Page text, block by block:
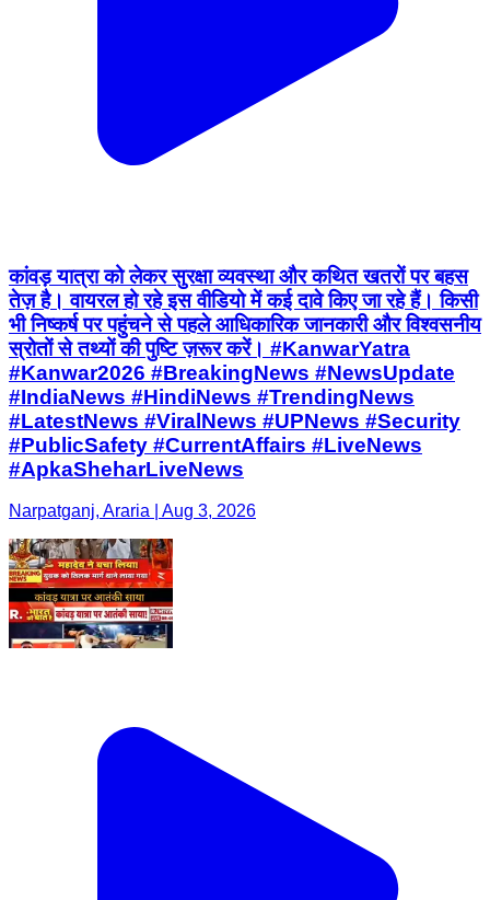
कांवड़ यात्रा को लेकर सुरक्षा व्यवस्था और कथित खतरों पर बहस
तेज़ है। वायरल हो रहे इस वीडियो में कई दावे किए जा रहे हैं। किसी
भी निष्कर्ष पर पहुंचने से पहले आधिकारिक जानकारी और विश्वसनीय
स्रोतों से तथ्यों की पुष्टि ज़रूर करें। #KanwarYatra
#Kanwar2026 #BreakingNews #NewsUpdate
#IndiaNews #HindiNews #TrendingNews
#LatestNews #ViralNews #UPNews #Security
#PublicSafety #CurrentAffairs #LiveNews
#ApkaSheharLiveNews
Narpatganj, Araria | Aug 3, 2026